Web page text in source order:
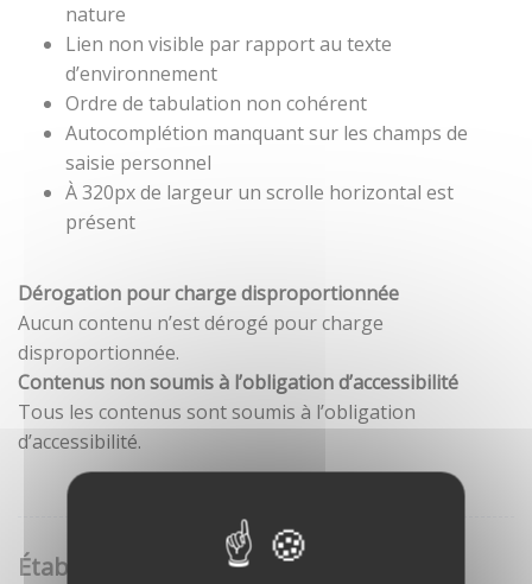
nature
Lien non visible par rapport au texte
d’environnement
Ordre de tabulation non cohérent
Autocomplétion manquant sur les champs de
saisie personnel
À 320px de largeur un scrolle horizontal est
présent
Dérogation pour charge disproportionnée
Aucun contenu n’est dérogé pour charge
disproportionnée.
Contenus non soumis à l’obligation d’accessibilité
Tous les contenus sont soumis à l’obligation
d’accessibilité.
Établissement de cette déclaration